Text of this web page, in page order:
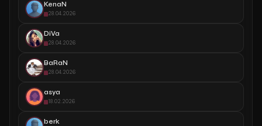
KenaN
28.04.2026
DiVa
28.04.2026
BaRaN
28.04.2026
asya
18.02.2026
berk